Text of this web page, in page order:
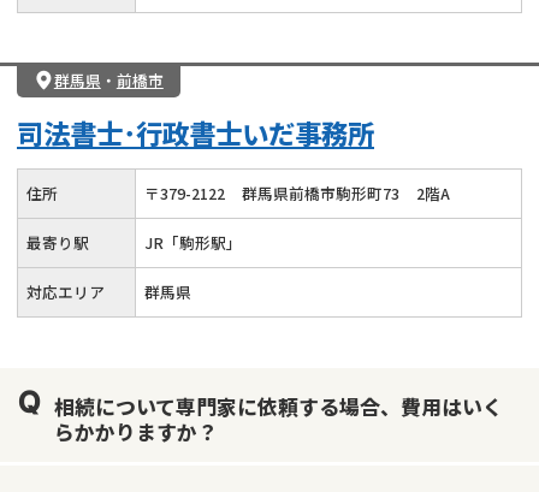
群馬県 ・ 前橋市
司法書士･行政書士いだ事務所
住所 〒379-2122 群馬県前橋市駒形町73 2階A
最寄り駅 JR「駒形駅」
対応エリア 群馬県
相続について専門家に依頼する場合、費用はいく
らかかりますか？